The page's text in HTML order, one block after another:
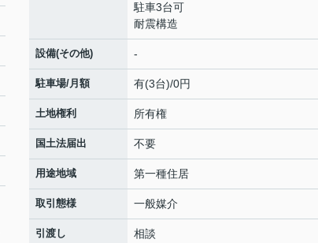
駐車3台可
耐震構造
設備(その他) -
駐車場/月額 有(3台)/0円
土地権利 所有権
国土法届出 不要
用途地域 第一種住居
取引態様 一般媒介
引渡し 相談